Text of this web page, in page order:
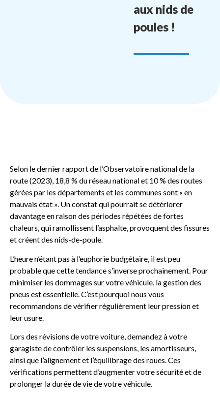
aux nids de
poules !
Selon le dernier rapport de l’Observatoire national de la
route (2023), 18,8 % du réseau national et 10 % des routes
gérées par les départements et les communes sont « en
mauvais état ». Un constat qui pourrait se détériorer
davantage en raison des périodes répétées de fortes
chaleurs, qui ramollissent l’asphalte, provoquent des fissures
et créent des nids-de-poule.
L’heure n’étant pas à l’euphorie budgétaire, il est peu
probable que cette tendance s’inverse prochainement. Pour
minimiser les dommages sur votre véhicule, la gestion des
pneus est essentielle. C’est pourquoi nous vous
recommandons de vérifier régulièrement leur pression et
leur usure.
Lors des révisions de votre voiture, demandez à votre
garagiste de contrôler les suspensions, les amortisseurs,
ainsi que l’alignement et l’équilibrage des roues. Ces
vérifications permettent d’augmenter votre sécurité et de
prolonger la durée de vie de votre véhicule.